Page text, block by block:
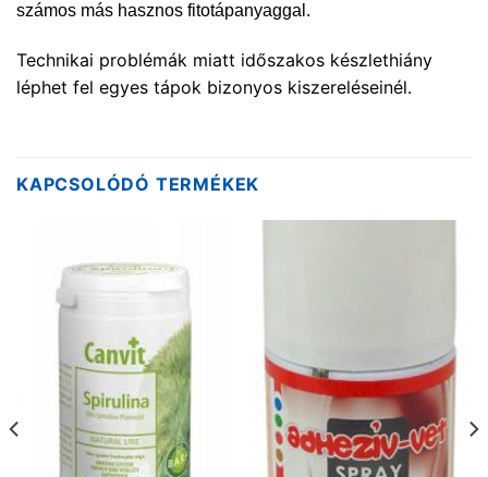
számos más hasznos fitotápanyaggal.
Technikai problémák miatt időszakos készlethiány
léphet fel egyes tápok bizonyos kiszereléseinél.
KAPCSOLÓDÓ TERMÉKEK